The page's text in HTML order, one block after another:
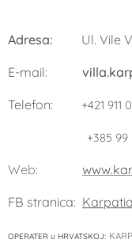
Adresa: Ul. Vile
E-mail:
Telefon: +421 911
+385 99 524
Web:
FB stranica:
OPERATER u HRVATSKOJ: